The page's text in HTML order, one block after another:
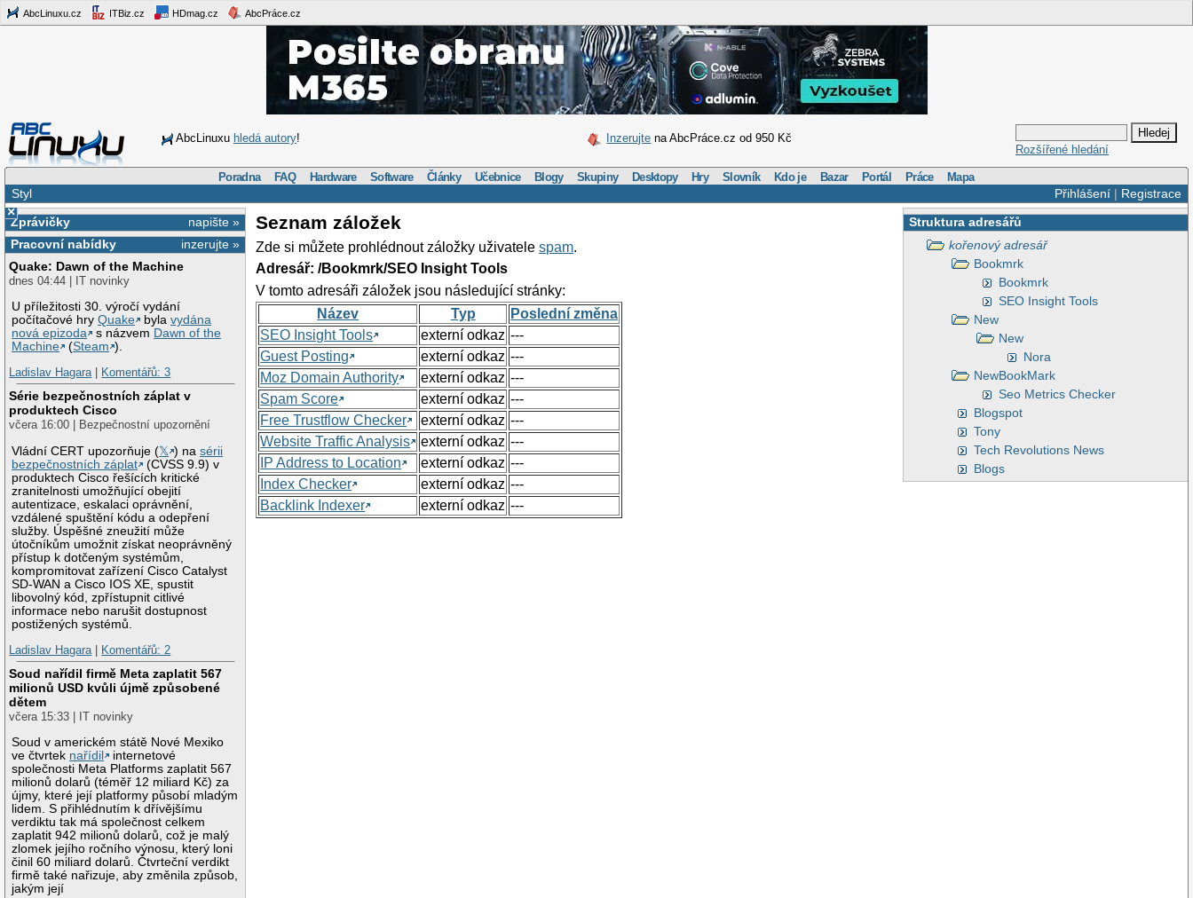
AbcLinuxu.cz ITBiz.cz HDmag.cz AbcPráce.cz
AbcLinuxu hledá autory! Inzerujte na AbcPráce.cz od 950 Kč
Rozšířené hledání
Poradna FAQ Hardware Software Články Učebnice Blogy Skupiny Desktopy Hry Slovník Kdo je Bazar Portál Práce Mapa
Přihlášení| Registrace
Styl
×
napište »
Zprávičky
inzerujte »
Pracovní nabídky
Quake: Dawn of the Machine
dnes 04:44 | IT novinky
U příležitosti 30. výročí vydání
počítačové hryQuake bylavydána
nová epizoda
s názvem Dawn of the
Machine
(Steam ).
Ladislav Hagara| Komentářů: 3
Série bezpečnostních záplat v
produktech Cisco
včera 16:00 | Bezpečnostní upozornění
Vládní CERT upozorňuje (𝕏 ) nasérii
bezpečnostních záplat
(CVSS 9.9) v
produktech Cisco řešících kritické
zranitelnosti umožňující obejití
autentizace, eskalaci oprávnění,
vzdálené spuštění kódu a odepření
služby. Úspěšné zneužití může
útočníkům umožnit získat neoprávněný
přístup k dotčeným systémům,
kompromitovat zařízení Cisco Catalyst
SD-WAN a Cisco IOS XE, spustit
libovolný kód, zpřístupnit citlivé
informace nebo narušit dostupnost
postižených systémů.
Ladislav Hagara| Komentářů: 2
Soud nařídil firmě Meta zaplatit 567
milionů USD kvůli újmě způsobené
dětem
včera 15:33 | IT novinky
Soud v americkém státě Nové Mexiko
ve čtvrtek nařídil
internetové
společnosti Meta Platforms zaplatit 567
milionů dolarů (téměř 12 miliard Kč) za
újmy, které její platformy působí mladým
lidem. S přihlédnutím k dřívějšímu
verdiktu tak má společnost celkem
zaplatit 942 milionů dolarů, což je malý
zlomek jejího ročního výnosu, který loni
činil 60 miliard dolarů. Čtvrteční verdikt
firmě také nařizuje, aby změnila způsob,
jakým její
Struktura adresářů
kořenový adresář
Bookmrk
Bookmrk
SEO Insight Tools
New
New
Nora
NewBookMark
Seo Metrics Checker
Blogspot
Tony
Tech Revolutions News
Blogs
Seznam záložek
Zde si můžete prohlédnout záložky uživatelespam.
Adresář: /Bookmrk/SEO Insight Tools
V tomto adresáři záložek jsou následující stránky:
Název
Typ
Poslední změna
SEO Insight Tools
externí odkaz ---
Guest Posting
externí odkaz ---
Moz Domain Authority
externí odkaz ---
Spam Score
externí odkaz ---
Free Trustflow Checker
externí odkaz ---
Website Traffic Analysis
externí odkaz ---
IP Address to Location
externí odkaz ---
Index Checker
externí odkaz ---
Backlink Indexer
externí odkaz ---